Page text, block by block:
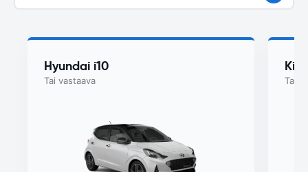
Hyundai i10
Tai vastaava
Kia
Tai